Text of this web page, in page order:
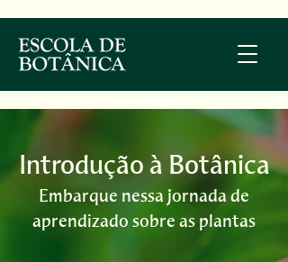
Introdução à Botânica
Embarque nessa jornada de
aprendizado sobre as plantas